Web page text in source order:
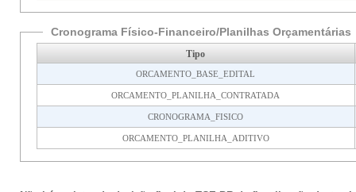
Cronograma Físico-Financeiro/Planilhas Orçamentárias
Tipo
ORCAMENTO_BASE_EDITAL
ORCAMENTO_PLANILHA_CONTRATADA
CRONOGRAMA_FISICO
ORCAMENTO_PLANILHA_ADITIVO